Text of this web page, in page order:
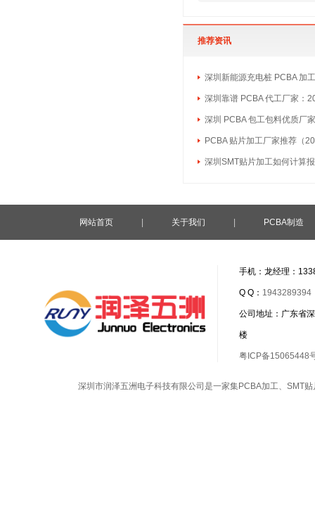
推荐资讯
深圳新能源充电桩 PCBA 加
深圳靠谱 PCBA 代工厂家：
深圳 PCBA 包工包料优质厂
PCBA 贴片加工厂家推荐（
深圳SMT贴片加工如何计算
网站首页 关于我们 PCBA制造
手机：龙经理：
Q Q： 1943289394
公司地址：广东省
楼
粤ICP备15065448
深圳市润泽五洲电子科技有限公司是一家集PCBA加工、 SMT贴